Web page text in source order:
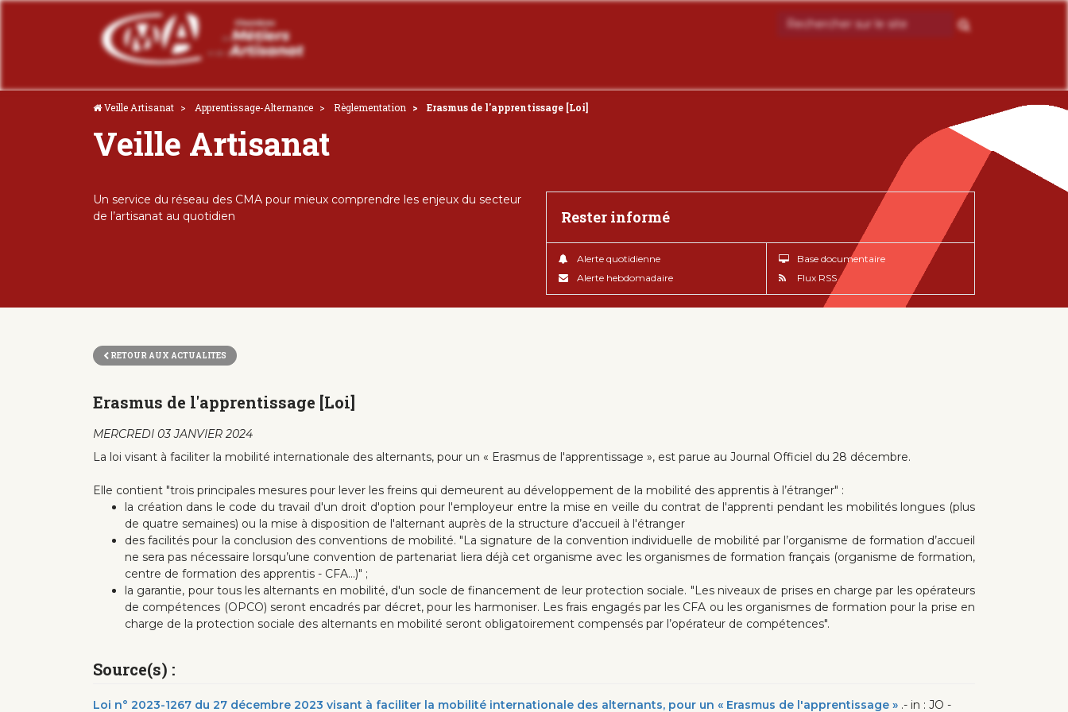
Veille Artisanat Apprentissage-Alternance Règlementation Erasmus de l'apprentissage [Loi]
Veille Artisanat
Un service du réseau des CMA pour mieux comprendre les enjeux du secteur
de l’artisanat au quotidien
Rester informé
Alerte quotidienne
Alerte hebdomadaire
Base documentaire
Flux RSS
RETOUR AUX ACTUALITES
Erasmus de l'apprentissage [Loi]
MERCREDI 03 JANVIER 2024
La loi visant à faciliter la mobilité internationale des alternants, pour un « Erasmus de l'apprentissage », est parue au Journal Officiel du 28 décembre.
Elle contient "trois principales mesures pour lever les freins qui demeurent au développement de la mobilité des apprentis à l’étranger" :
la création dans le code du travail d'un droit d'option pour l'employeur entre la mise en veille du contrat de l'apprenti pendant les mobilités longues (plus
de quatre semaines) ou la mise à disposition de l'alternant auprès de la structure d’accueil à l'étranger
des facilités pour la conclusion des conventions de mobilité. "La signature de la convention individuelle de mobilité par l’organisme de formation d’accueil
ne sera pas nécessaire lorsqu’une convention de partenariat liera déjà cet organisme avec les organismes de formation français (organisme de formation,
centre de formation des apprentis - CFA...)" ;
la garantie, pour tous les alternants en mobilité, d'un socle de financement de leur protection sociale. "Les niveaux de prises en charge par les opérateurs
de compétences (OPCO) seront encadrés par décret, pour les harmoniser. Les frais engagés par les CFA ou les organismes de formation pour la prise en
charge de la protection sociale des alternants en mobilité seront obligatoirement compensés par l’opérateur de compétences".
Source(s) :
Loi n° 2023-1267 du 27 décembre 2023 visant à faciliter la mobilité internationale des alternants, pour un « Erasmus de l'apprentissage » .- in : JO -